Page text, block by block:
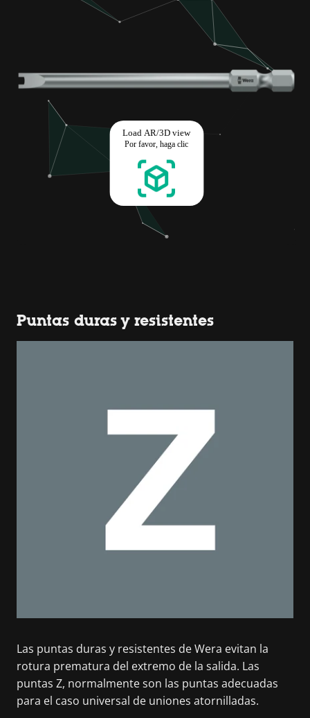
Puntas duras y resistentes
Las puntas duras y resistentes de Wera evitan la
rotura prematura del extremo de la salida. Las
puntas Z, normalmente son las puntas adecuadas
para el caso universal de uniones atornilladas.